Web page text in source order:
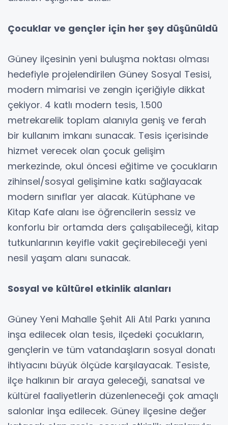
Çocuklar ve gençler için her şey düşünüldü
Güney ilçesinin yeni buluşma noktası olması
hedefiyle projelendirilen Güney Sosyal Tesisi,
modern mimarisi ve zengin içeriğiyle dikkat
çekiyor. 4 katlı modern tesis, 1.500
metrekarelik toplam alanıyla geniş ve ferah
bir kullanım imkanı sunacak. Tesis içerisinde
hizmet verecek olan çocuk gelişim
merkezinde, okul öncesi eğitime ve çocukların
zihinsel/sosyal gelişimine katkı sağlayacak
modern sınıflar yer alacak. Kütüphane ve
Kitap Kafe alanı ise öğrencilerin sessiz ve
konforlu bir ortamda ders çalışabileceği, kitap
tutkunlarının keyifle vakit geçirebileceği yeni
nesil yaşam alanı sunacak.
Sosyal ve kültürel etkinlik alanları
Güney Yeni Mahalle Şehit Ali Atıl Parkı yanına
inşa edilecek olan tesis, ilçedeki çocukların,
gençlerin ve tüm vatandaşların sosyal donatı
ihtiyacını büyük ölçüde karşılayacak. Tesiste,
ilçe halkının bir araya geleceği, sanatsal ve
kültürel faaliyetlerin düzenleneceği çok amaçlı
salonlar inşa edilecek. Güney ilçesine değer